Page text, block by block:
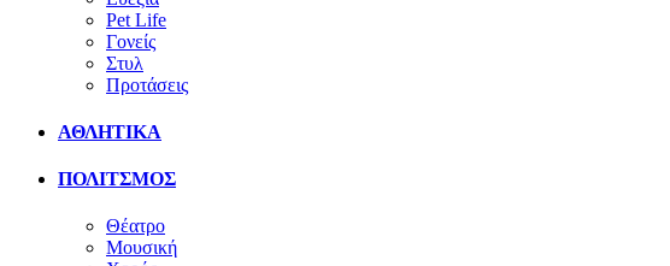
Pet Life
Γονείς
Στυλ
Προτάσεις
ΑΘΛΗΤΙΚΑ
ΠΟΛΙΤΣΜΟΣ
Θέατρο
Μουσική